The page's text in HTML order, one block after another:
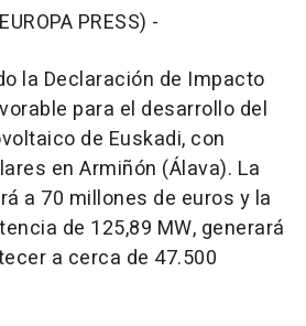
PRESS) -
la Declaración de Impacto
para el desarrollo del
de Euskadi, con
en Armiñón (Álava). La
a 70 millones de euros y la
de 125,89 MW, generará
a cerca de 47.500